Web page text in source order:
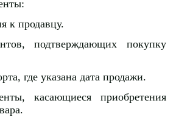
к продавцу.
подтверждающих покупку
где указана дата продажи.
касающиеся приобретения